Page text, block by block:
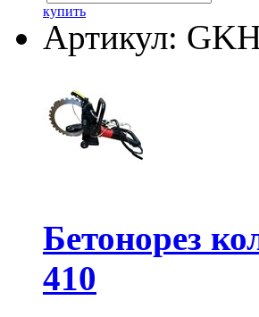
купить
Артикул:
Бетонорез
410